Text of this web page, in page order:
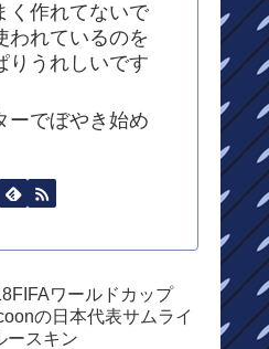
く作れてないで
われているのを
りうれしいです
ーでぼやき始め
ワールドカップ
の日本代表サムライ
ースキン